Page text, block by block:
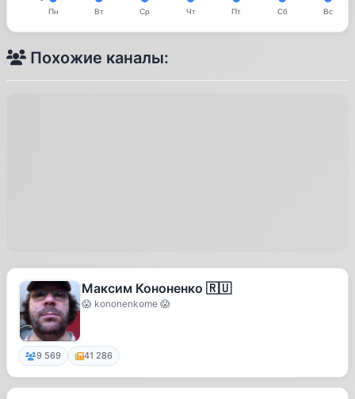
Похожие каналы:
Максим Кононенко 🇷🇺
😱 kononenkome 😱
9 569 41 286